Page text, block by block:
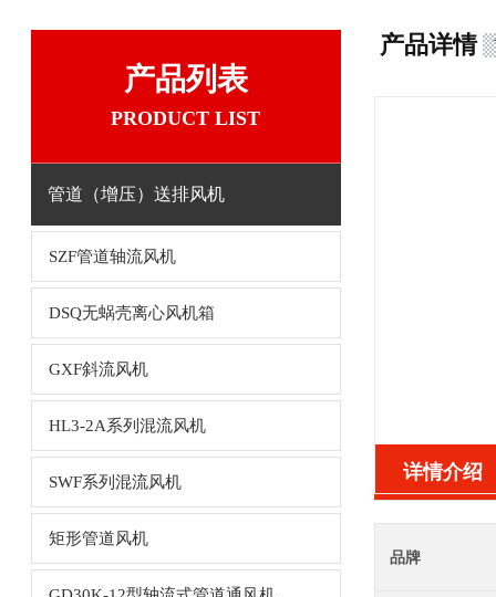
产品列表
PRODUCT LIST
管道（增压）送排风机
SZF管道轴流风机
DSQ无蜗壳离心风机箱
GXF斜流风机
HL3-2A系列混流风机
SWF系列混流风机
矩形管道风机
产品详情
详情介绍
品牌